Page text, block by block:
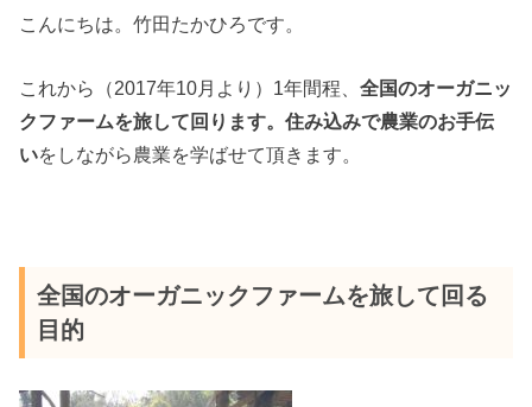
こんにちは。竹田たかひろです。
これから（2017年10月より）1年間程、全国のオーガニッ
クファームを旅して回ります。住み込みで農業のお手伝
いをしながら農業を学ばせて頂きます。
全国のオーガニックファームを旅して回る
目的